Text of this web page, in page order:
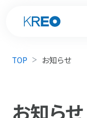
TOP お知らせ
お知らせ